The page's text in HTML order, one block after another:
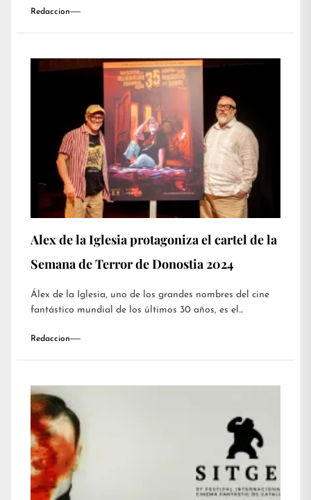
Redaccion
Alex de la Iglesia protagoniza el cartel de la
Semana de Terror de Donostia 2024
Álex de la Iglesia, uno de los grandes nombres del cine
fantástico mundial de los últimos 30 años, es el...
Redaccion